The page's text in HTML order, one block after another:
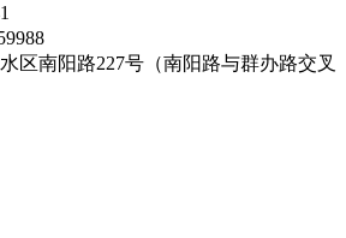
区南阳路227号（南阳路与群办路交叉